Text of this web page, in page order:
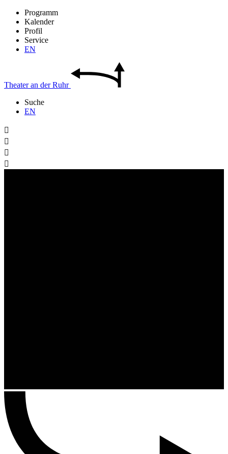
Programm
Kalender
Profil
Service
EN
Theateran derRuhr
Suche
EN



